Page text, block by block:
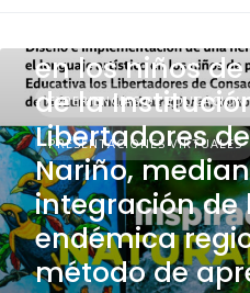
EXPERIENCIAS DE
PRESENTACIONES VIRTUALES
en los niños
de la
Libertadores
Nariño,
integración de
endémica
método de